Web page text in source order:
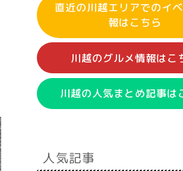
直近の川越エリアでのイ
報はこちら
川越のグルメ情報はこ
川越の人気まとめ記事は
人気記事